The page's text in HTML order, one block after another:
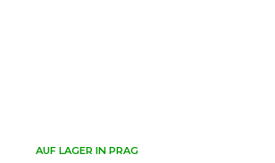
AUF LAGER IN PRAG